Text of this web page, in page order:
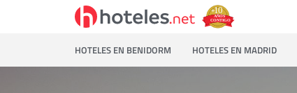
HOTELES EN BENIDORM HOTELES EN MADRID